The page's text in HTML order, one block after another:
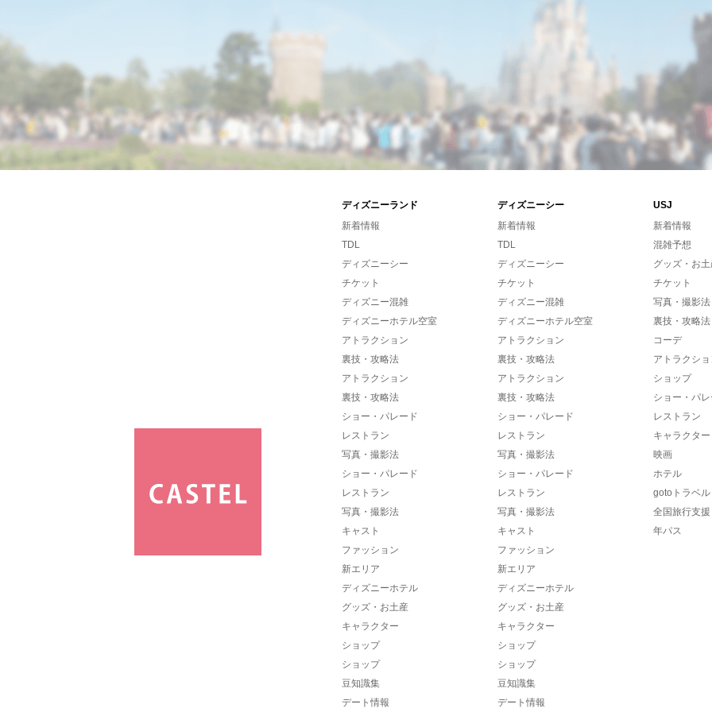
ディズニーランド ディズニーシー
USJ
新着情報
TDL
ディズニーシー
チケット
ディズニー混雑
ディズニーホテル空室
アトラクション
裏技・攻略法
アトラクション
裏技・攻略法
ショー・パレード
レストラン
写真・撮影法
ショー・パレード
レストラン
写真・撮影法
キャスト
ファッション
新エリア
ディズニーホテル
グッズ・お土産
キャラクター
ショップ
ショップ
豆知識集
デート情報
新着情報
TDL
ディズニーシー
チケット
ディズニー混雑
ディズニーホテル空室
アトラクション
裏技・攻略法
アトラクション
裏技・攻略法
ショー・パレード
レストラン
写真・撮影法
ショー・パレード
レストラン
写真・撮影法
キャスト
ファッション
新エリア
ディズニーホテル
グッズ・お土産
キャラクター
ショップ
ショップ
豆知識集
デート情報
新着情報
混雑予想
グッズ・お
チケット
写真・撮影法
裏技・攻略法
コーデ
アトラクシ
ショップ
ショー・パ
レストラン
キャラクター
映画
ホテル
gotoトラベル
全国旅行支援
年パス